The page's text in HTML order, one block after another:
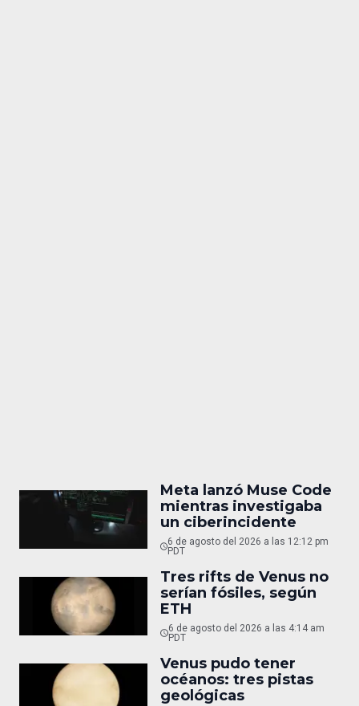
Meta lanzó Muse Code
mientras investigaba
un ciberincidente
6 de agosto del 2026 a las 12:12 pm
PDT
Tres rifts de Venus no
serían fósiles, según
ETH
6 de agosto del 2026 a las 4:14 am
PDT
Venus pudo tener
océanos: tres pistas
geológicas